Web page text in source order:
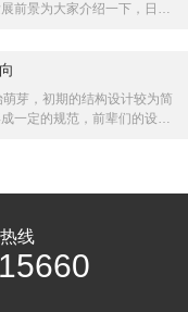
前景为大家介绍一下，日前
芽，初期的结构设计较为简
一定的规范，前辈们的设计
线